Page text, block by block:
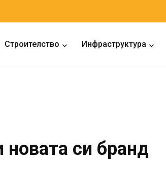
Строителство Инфраструктура
новата си бранд